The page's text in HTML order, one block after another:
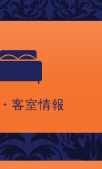
客室情報